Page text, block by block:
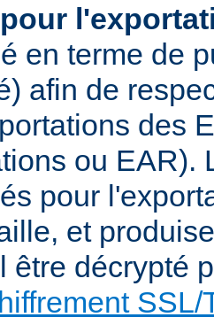
en terme de
afin de
des
ou EAR).
pour
et
être décrypté
SSL/